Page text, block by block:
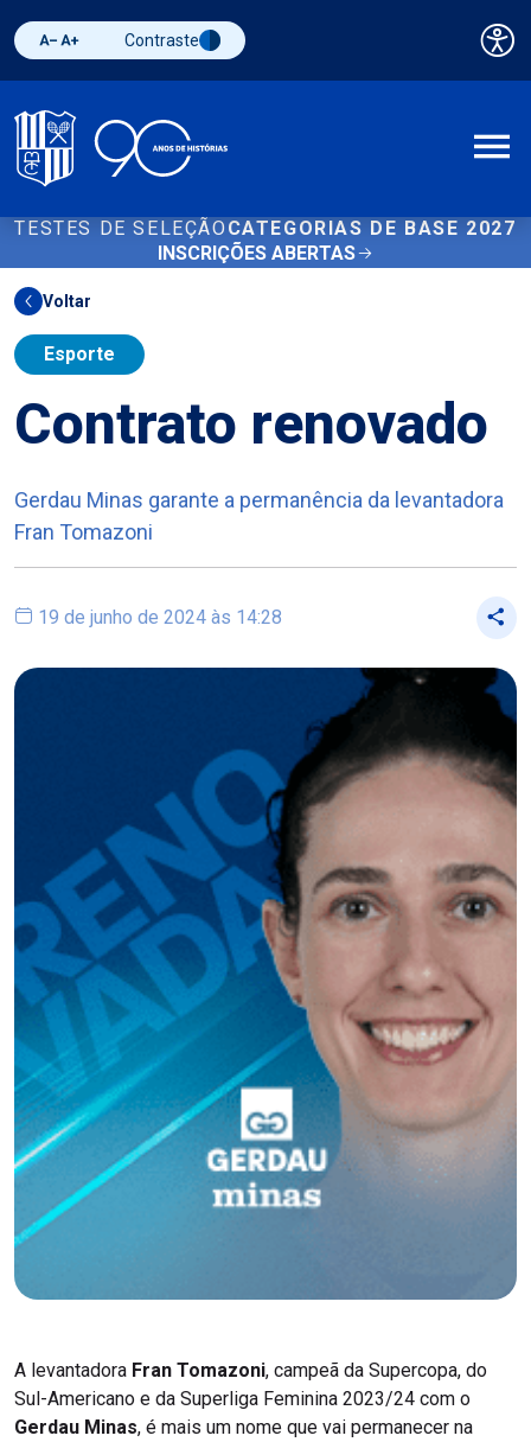
Diminuir fonte
Aumentar fonteAlternar contraste
Contraste
TESTES DE SELEÇÃO CATEGORIAS DE BASE 2027
INSCRIÇÕES ABERTAS
Voltar
Esporte
Contrato renovado
Gerdau Minas garante a permanência da levantadora
Fran Tomazoni
19 de junho de 2024 às 14:28
A levantadora Fran Tomazoni, campeã da Supercopa, do
Sul-Americano e da Superliga Feminina 2023/24 com o
Gerdau Minas, é mais um nome que vai permanecer na